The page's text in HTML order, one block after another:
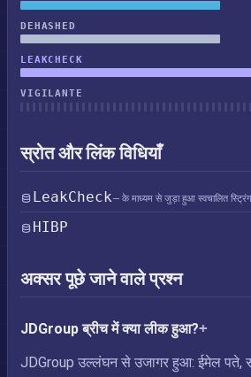
DEHASHED
LEAKCHECK
VIGILANTE
स्रोत और लिंक विधियाँ
LeakCheck— के माध्यम से जुड़ा हुआ स्वचालित स्ट्रिंग
HIBP
अक्सर पूछे जाने वाले प्रश्न
JDGroup ब्रीच में क्या लीक हुआ?
JDGroup उल्लंघन से उजागर हुआ: ईमेल पते,